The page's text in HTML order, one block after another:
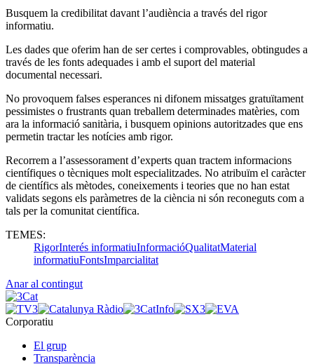
Busquem la credibilitat davant l’audiència a través del rigor
informatiu.
Les dades que oferim han de ser certes i comprovables, obtingudes a
través de les fonts adequades i amb el suport del material
documental necessari.
No provoquem falses esperances ni difonem missatges gratuïtament
pessimistes o frustrants quan treballem determinades matèries, com
ara la informació sanitària, i busquem opinions autoritzades que ens
permetin tractar les notícies amb rigor.
Recorrem a l’assessorament d’experts quan tractem informacions
científiques o tècniques molt especialitzades. No atribuïm el caràcter
de científics als mètodes, coneixements i teories que no han estat
validats segons els paràmetres de la ciència ni són reconeguts com a
tals per la comunitat científica.
TEMES:
RigorInterés informatiuInformacióQualitatMaterial
informatiuFontsImparcialitat
Anar al contingut
Corporatiu
El grup
Transparència